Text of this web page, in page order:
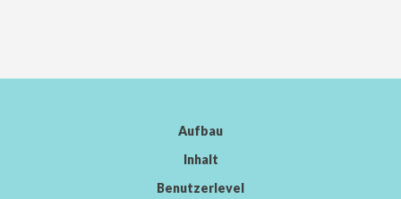
Aufbau
Inhalt
Benutzerlevel